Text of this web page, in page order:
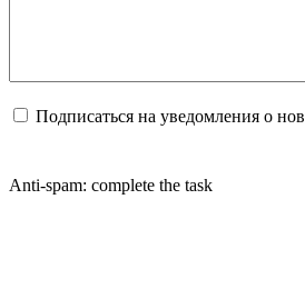
Подписаться на уведомления о
Anti-spam: complete the task